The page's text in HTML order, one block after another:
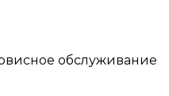
обслуживание